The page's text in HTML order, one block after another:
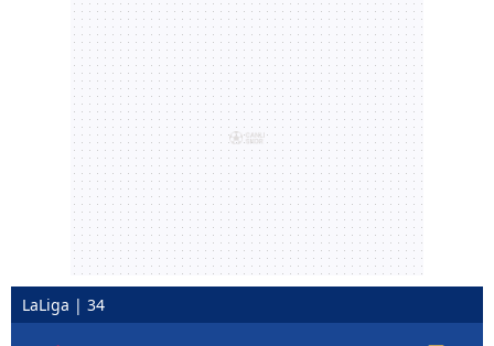
LaLiga | 34